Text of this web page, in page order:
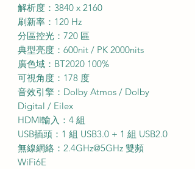
解析度：3840 x 2160
刷新率：120 Hz
分區控光：720 區
典型亮度：600nit / PK 2000nits
廣色域：BT2020 100%
可視角度：178 度
音效引擎：Dolby Atmos / Dolby
Digital / Eilex
HDMI輸入：4 組
USB插頭：1 組 USB3.0 + 1 組 USB2.0
無線網絡：2.4GHz@5GHz 雙頻
WiFi6E